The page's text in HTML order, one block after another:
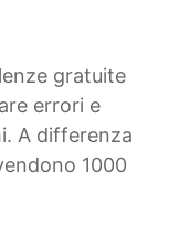
gratuite
errori e
A differenza
1000